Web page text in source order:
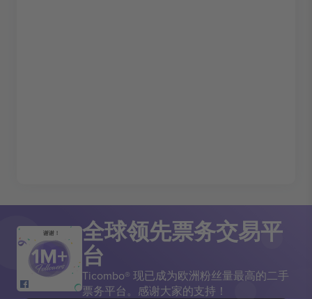
谢谢！ 全球领先票务交易平
台
Ticombo® 现已成为欧洲粉丝量最高的二手
票务平台。感谢大家的支持！